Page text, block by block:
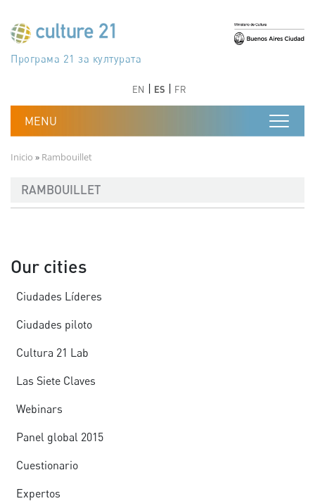
جدول أعمال القرن 21 للثقافة
Програма 21 за културата
Agenda 21 de la cultura
Agjenda 21 për kulturë
Agenda 21 van cultuur
Agenda 21 for culture
Kulturaren Agenda 21
Agenda 21 de la culture
Axenda 21 da cultura
Agenda 21 für Kultur
Agenda 21 della cultura
文化のためのアジェンダ21
دستورکار 21 برای فرهنگ
Agenda 21 dla kultury
Agenda 21 da cultura
Повестка дня 21 для культуры
Agenda 21 za kulturu
Agenda 21 de la cultura
Agenda 21 för kulturen
Kültür için Gündem 21
Порядок денний 21 для культури
EN ES FR
Ruta de navegación
Inicio Rambouillet
RAMBOUILLET
Our cities
Ciudades Líderes
Ciudades piloto
Cultura 21 Lab
Las Siete Claves
Webinars
Panel global 2015
Cuestionario
Expertos